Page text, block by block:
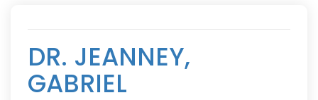
DR. JEANNEY,
GABRIEL